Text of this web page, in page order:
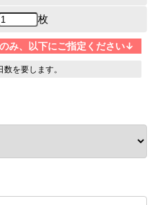
枚
み、以下にご指定ください↓
を要します。